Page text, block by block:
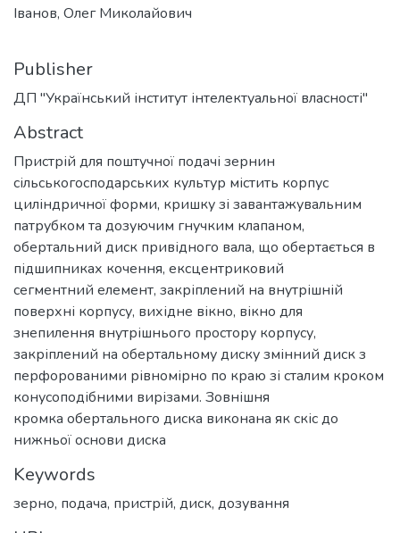
Іванов, Олег Миколайович
Publisher
ДП "Український інститут інтелектуальної власності"
Abstract
Пристрій для поштучної подачі зернин
сільськогосподарських культур містить корпус
циліндричної форми, кришку зі завантажувальним
патрубком та дозуючим гнучким клапаном,
обертальний диск привідного вала, що обертається в
підшипниках кочення, ексцентриковий
сегментний елемент, закріплений на внутрішній
поверхні корпусу, вихідне вікно, вікно для
знепилення внутрішнього простору корпусу,
закріплений на обертальному диску змінний диск з
перфорованими рівномірно по краю зі сталим кроком
конусоподібними вирізами. Зовнішня
кромка обертального диска виконана як скіс до
нижньої основи диска
Keywords
зерно, подача, пристрій, диск, дозування